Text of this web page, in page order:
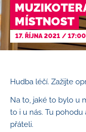
MÍSTNOST
17. ŘÍJNA 2021 /17:00
Hudba léčí. Zažijte
Na to, jaké to bylo u
to i u nás. Tu pohodu
přáteli.